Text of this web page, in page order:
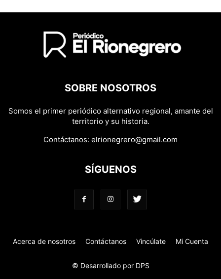
SOBRE NOSOTROS
Somos el primer periódico alternativo regional, amante del
territorio y su historia.
Contáctanos: elrionegrero@gmail.com
SÍGUENOS
Acerca de nosotros Contáctanos Vincúlate Mi Cuenta
© Desarrollado por DPS